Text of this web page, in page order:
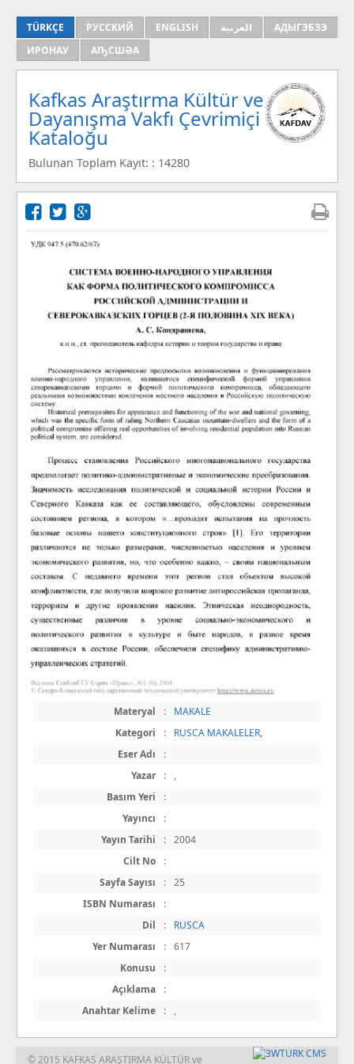
TÜRKÇE РУССКИЙ ENGLISH العربية
АДЫГЭБЗЭ
ИРОНАУ
АҦСШӘА
Kafkas Araştırma Kültür ve
Dayanışma Vakfı Çevrimiçi
Kataloğu
Bulunan Toplam Kayıt: : 14280
Materyal :
MAKALE
Kategori
: RUSCA MAKALELER,
Eser Adı
:
Yazar
:
,
Basım Yeri
:
Yayıncı
:
Yayın Tarihi
: 2004
Cilt No
:
Sayfa Sayısı
: 25
ISBN Numarası
:
Dil
:
RUSCA
Yer Numarası
: 617
Konusu
:
Açıklama
:
Anahtar Kelime
: ,
© 2015 KAFKAS ARAŞTIRMA KÜLTÜR ve